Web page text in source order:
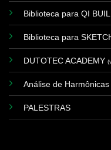
Biblioteca para QI
Biblioteca para
DUTOTEC ACADEMY
Análise de Harmônicas
PALESTRAS